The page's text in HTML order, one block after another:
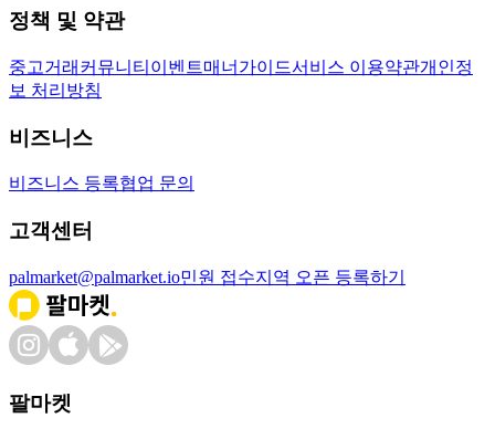
정책 및 약관
중고거래 커뮤니티 이벤트매너가이드서비스 이용약관개인정
보 처리방침
비즈니스
비즈니스 등록협업 문의
고객센터
palmarket@palmarket.io민원 접수지역 오픈 등록하기
팔마켓